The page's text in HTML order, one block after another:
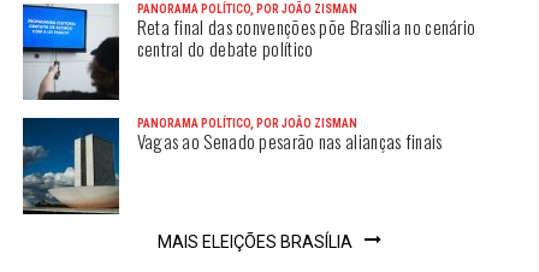
PANORAMA POLÍTICO, POR JOÃO ZISMAN
Reta final das convenções põe Brasília no cenário
central do debate político
PANORAMA POLÍTICO, POR JOÃO ZISMAN
Vagas ao Senado pesarão nas alianças finais
MAIS ELEIÇÕES BRASÍLIA